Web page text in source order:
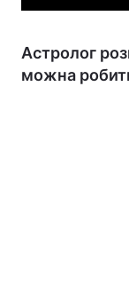
Астролог
можна